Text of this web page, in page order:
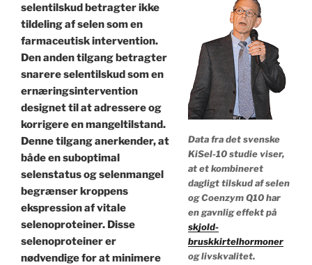
Data fra det svenske
KiSel-10 studie viser,
at et kombineret
dagligt tilskud af selen
og Coenzym Q10 har
en gavnlig effekt på
skjold-
bruskkirtelhormoner
og livskvalitet.
selentilskud betragter ikke
tildeling af selen som en
farmaceutisk intervention.
Den anden tilgang betragter
snarere selentilskud som en
ernæringsintervention
designet til at adressere og
korrigere en mangeltilstand.
Denne tilgang anerkender, at
både en suboptimal
selenstatus og selenmangel
begrænser kroppens
ekspression af vitale
selenoproteiner. Disse
selenoproteiner er
nødvendige for at minimere